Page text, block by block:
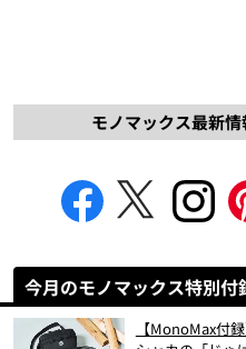
モノマックス最新情
今月のモノマックス特別付
【MonoMax付